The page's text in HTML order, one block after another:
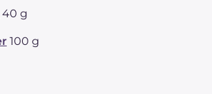
40 g
100 g